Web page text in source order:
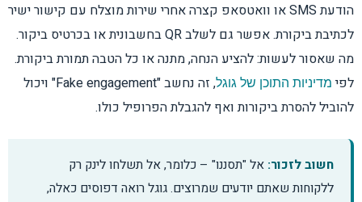
הודעת SMS או וואטסאפ קצרה אחרי שירות מוצלח עם קישור ישיר
לכתיבת ביקורת. אפשר גם לשלב QR בחשבונית או בכרטיס ביקור.
מה שאסור לעשות: להציע הנחה, מתנה או כל הטבה תמורת ביקורת.
לפי מדיניות התוכן של גוגל
, זה נחשב "Fake engagement" ויכול
להוביל להסרת ביקורות ואף להגבלת הפרופיל כולו.
חשוב לזכור: אל "תסננו" – כלומר, אל תשלחו לינק רק
ללקוחות שאתם יודעים שמרוצים. גוגל רואה דפוסים כאלה,